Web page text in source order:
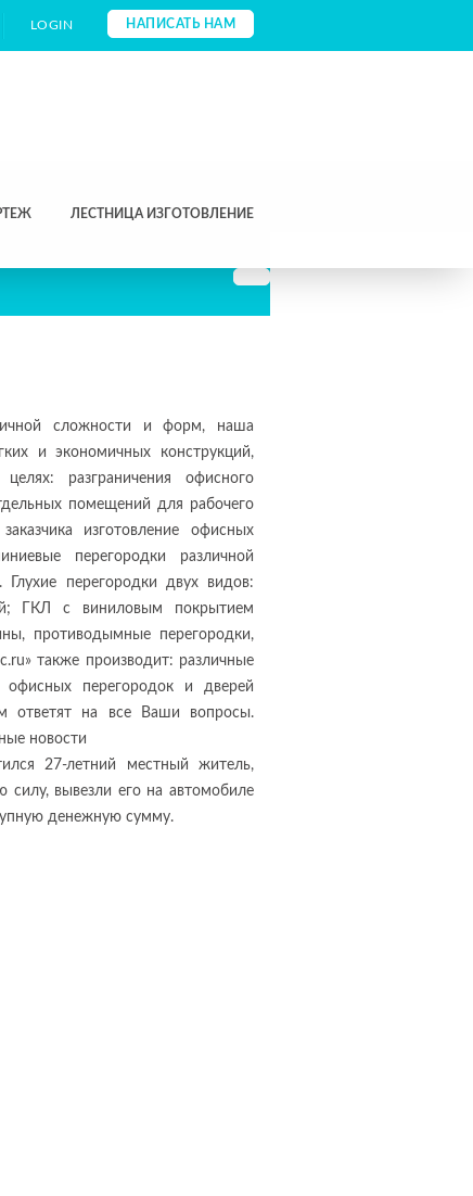
LOGIN НАПИСАТЬ НАМ
ЛЕСТНИЦА ИЗГОТОВЛЕНИЕ
сложности и форм, наша
и экономичных конструкций,
разграничения офисного
помещений для рабочего
изготовление офисных
перегородки различной
перегородки двух видов:
ГКЛ с виниловым покрытием
противодымные перегородки,
также производит: различные
перегородок и дверей
ответят на все Ваши вопросы.
новости
27-летний местный житель,
силу, вывезли его на автомобиле
денежную сумму.